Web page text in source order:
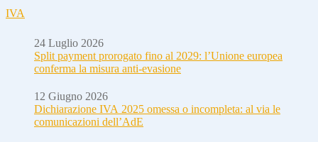
IVA
24 Luglio 2026
Split payment prorogato fino al 2029: l’Unione europea
conferma la misura anti-evasione
12 Giugno 2026
Dichiarazione IVA 2025 omessa o incompleta: al via le
comunicazioni dell’AdE